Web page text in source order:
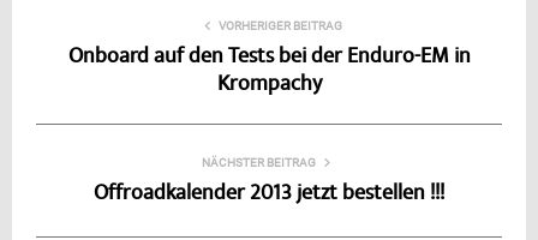
VORHERIGER BEITRAG
Onboard auf den Tests bei der Enduro-EM in
Krompachy
NÄCHSTER BEITRAG
Offroadkalender 2013 jetzt bestellen !!!